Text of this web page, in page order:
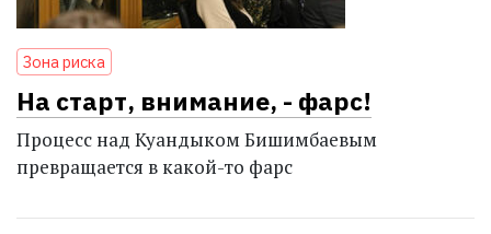
Зона риска
На старт, внимание, - фарс!
Процесс над Куандыком Бишимбаевым
превращается в какой-то фарс